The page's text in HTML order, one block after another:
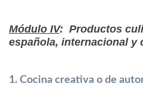
Módulo IV: Productos
española, internacional y
1. Cocina creativa o de